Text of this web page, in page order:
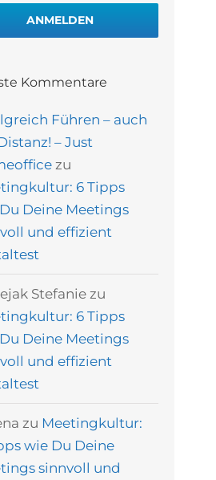
ANMELDEN
Kommentare
Führen – auch
– Just
zu
6 Tipps
Deine Meetings
und effizient
Stefaniezu
6 Tipps
Deine Meetings
und effizient
zu Meetingkultur:
wie Du Deine
sinnvoll und